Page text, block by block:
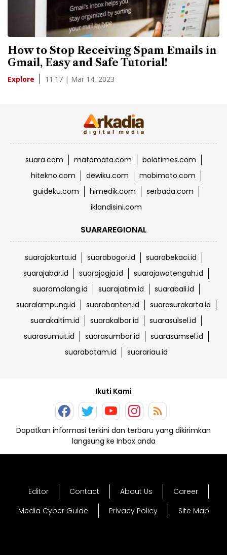
How to Stop Receiving Spam Emails in
Gmail, Easy and Safe Tutorial!
Explore 11:17 | Mar 14, 2023
suara.com matamata.com
bolatimes.com
hitekno.com
dewiku.com
mobimoto.com
guideku.com
himedik.com
serbada.com
iklandisini.com
SUARAREGIONAL
suarajakarta.id suarabogor.id
suarabekaci.id
suarajabar.id
suarajogja.id
suarajawatengah.id
suaramalang.id
suarajatim.id
suarabali.id
suaralampung.id
suarabanten.id
suarasurakarta.id
suarakaltim.id
suarakalbar.id
suarasulsel.id
suarasumut.id
suarasumbar.id
suarasumsel.id
suarabatam.id
suarariau.id
Ikuti Kami
Dapatkan informasi terkini dan terbaru yang dikirimkan
langsung ke Inbox anda
Editor Contact About Us
Career
Media Cyber Guide
Privacy Policy Site Map